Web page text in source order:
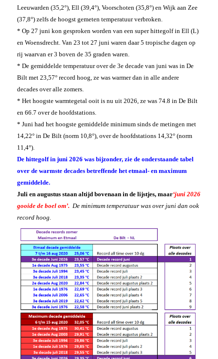
Leeuwarden (35,2°), Ell (39,4°), Voorschoten (35,8°) en Wijk aan Zee
(37,8°) zelfs de hoogst gemeten temperatuur verbroken.
* Op 27 juni kon gesproken worden van een super hittegolf in Ell (L)
en Woensdrecht. Van 23 tot 27 juni waren daar 5 tropische dagen op
rij waarvan er 3 boven de 35 graden waren.
* De gemiddelde temperatuur over de 3e decade van juni was in De
Bilt met 23,57° record hoog, ze was warmer dan in alle andere
decades over alle zomers.
* Het hoogste warmtegetal ooit is nu uit 2026, ze was 74.8 in De Bilt
en 66.7 over de hoofdstations.
* Juni had het hoogste gemiddelde minimum sinds de metingen met
14,22° in De Bilt (norm 10,8°), over de hoofdstations 14,32° (norm
11,4°).
De hittegolf in juni 2026 was bijzonder, zie de onderstaande tabel
over de warmste decades betreffende het etmaal- en maximum
gemiddelde.
Juli en augustus staan altijd bovenaan in de lijstjes, maar‘juni 2026
gooide de boel om’. De minimum temperatuur was over juni dan ook
record hoog.